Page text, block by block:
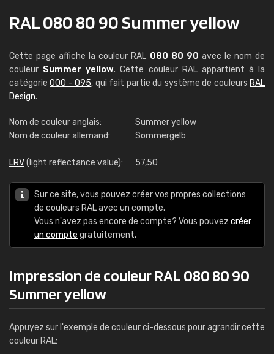
RAL 080 80 90 Summer yellow
Cette page affiche la couleur RAL 080 80 90 avec le nom de
couleur Summer yellow. Cette couleur RAL appartient à la
catégorie000 - 095, qui fait partie du système de couleurs RAL
Design.
Nom de couleur anglais:
Summer yellow
Nom de couleur allemand:
Sommergelb
LRV(light reflectance value): 57,50
Sur ce site, vous pouvez créer vos propres collections
de couleurs RAL avec un compte.
Vous n'avez pas encore de compte? Vous pouvez créer
un compte gratuitement.
Impression de couleur RAL 080 80 90
Summer yellow
Appuyez sur l'exemple de couleur ci-dessous pour agrandir cette
couleur RAL: